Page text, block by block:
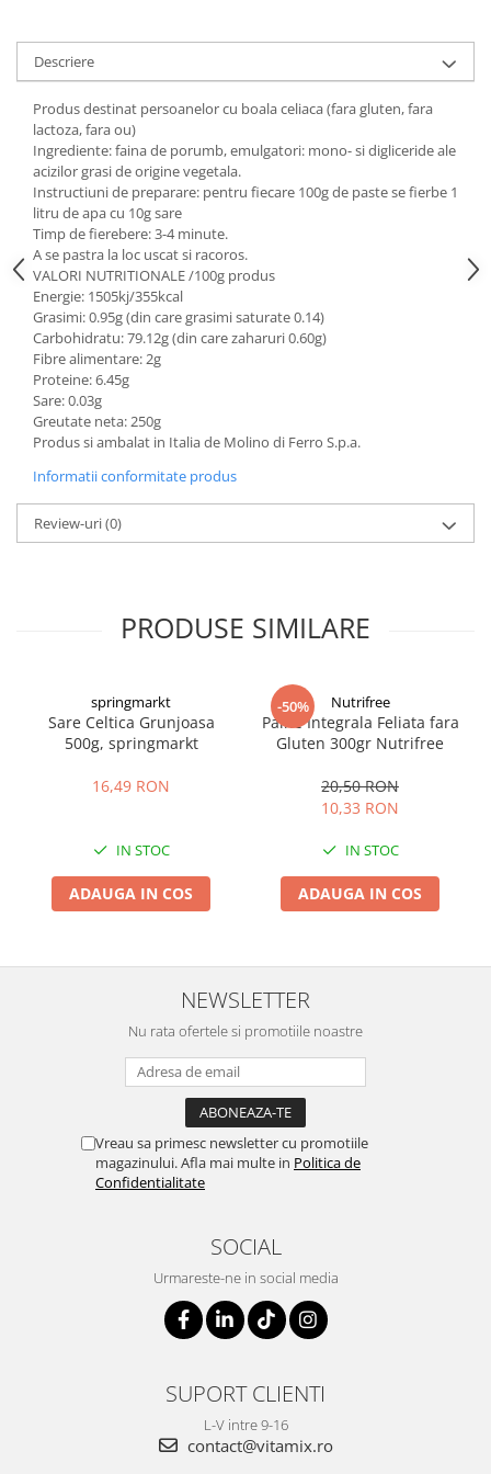
Imunitate
Memorie
Somn usor
Produse sanatate sexuala
Produse pentru Ea
Potenta barbati
Produse pentru sportivi
Proteine
Suplimente fitness
Batoane proteice
Pentru antrenament
Mama si copilul
Produse pentru copii
Sarcina si alaptare
Sucuri
Produse instant
Paste
Snacksuri
Superalimente
Atelierul de cafea si ceaiuri
Cafea
Ceaiuri simple
Ceaiuri medicinale compuse
Ceaiuri Maté
Cafea verde
Ulei de Cocos
Ulei de cocos de uz alimentar
Ulei de cocos de uz cosmetic
Alte produse din Cocos
Descriere
Produs destinat persoanelor cu boala celiaca (fara gluten, fara
lactoza, fara ou)
Ingrediente: faina de porumb, emulgatori: mono- si digliceride ale
acizilor grasi de origine vegetala.
Instructiuni de preparare: pentru fiecare 100g de paste se fierbe 1
litru de apa cu 10g sare
Timp de fierebere: 3-4 minute.
A se pastra la loc uscat si racoros.
VALORI NUTRITIONALE /100g produs
Energie: 1505kj/355kcal
Grasimi: 0.95g (din care grasimi saturate 0.14)
Carbohidratu: 79.12g (din care zaharuri 0.60g)
Fibre alimentare: 2g
Proteine: 6.45g
Sare: 0.03g
Greutate neta: 250g
Produs si ambalat in Italia de Molino di Ferro S.p.a.
Informatii conformitate produs
Review-uri(0)
PRODUSE SIMILARE
springmarkt
Sare Celtica Grunjoasa
500g, springmarkt
16,49 RON
IN STOC
ADAUGA IN COS
-50% Nutrifree
Paine Integrala Feliata fara
Gluten 300gr Nutrifree
20,50 RON
10,33 RON
IN STOC
ADAUGA IN COS
NEWSLETTER
Nu rata ofertele si promotiile noastre
Vreau sa primesc newsletter cu promotiile
magazinului. Afla mai multe in Politica de
Confidentialitate
SOCIAL
Urmareste-ne in social media
SUPORT CLIENTI
L-V intre 9-16
contact@vitamix.ro